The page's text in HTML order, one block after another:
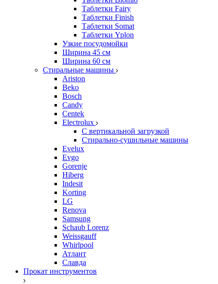
Таблетки Fairy
Таблетки Finish
Таблетки Somat
Таблетки Yplon
Узкие посудомойки
Ширина 45 см
Ширина 60 см
Стиральные машины
Ariston
Beko
Bosch
Candy
Centek
Electrolux
С вертикальной загрузкой
Стирально-сушильные машины
Evelux
Evgo
Gorenje
Hiberg
Indesit
Korting
LG
Renova
Samsung
Schaub Lorenz
Weissgauff
Whirlpool
Атлант
Славда
Прокат инструментов